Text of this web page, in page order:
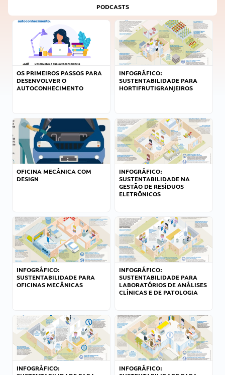
PODCASTS
OS PRIMEIROS PASSOS PARA
DESENVOLVER O
AUTOCONHECIMENTO
INFOGRÁFICO:
SUSTENTABILIDADE PARA
HORTIFRUTIGRANJEIROS
OFICINA MECÂNICA COM
DESIGN
INFOGRÁFICO:
SUSTENTABILIDADE NA
GESTÃO DE RESÍDUOS
ELETRÔNICOS
INFOGRÁFICO:
SUSTENTABILIDADE PARA
OFICINAS MECÂNICAS
INFOGRÁFICO:
SUSTENTABILIDADE PARA
LABORATÓRIOS DE ANÁLISES
CLÍNICAS E DE PATOLOGIA
INFOGRÁFICO:
INFOGRÁFICO: